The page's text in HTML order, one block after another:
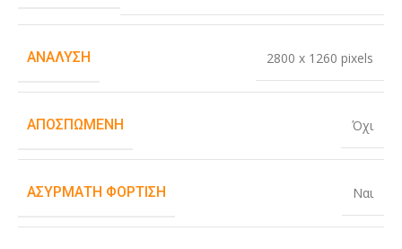
ΑΝΆΛΥΣΗ 2800 x 1260 pixels
ΑΠΟΣΠΏΜΕΝΗ Όχι
ΑΣΎΡΜΑΤΗ ΦΌΡΤΙΣΗ Ναι